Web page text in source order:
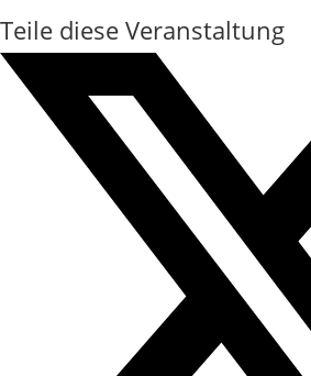
Teile diese Veranstaltung